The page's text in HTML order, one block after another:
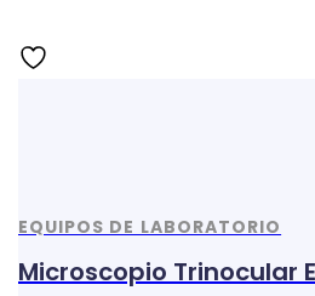
EQUIPOS DE LABORATORIO
Microscopio Trinocular